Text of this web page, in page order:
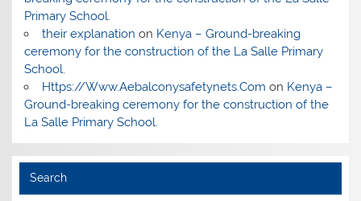
Primary School.
their explanation on Kenya – Ground-breaking
ceremony for the construction of the La Salle Primary
School.
Https://Www.Aebalconysafetynets.Com on Kenya –
Ground-breaking ceremony for the construction of the
La Salle Primary School.
Search